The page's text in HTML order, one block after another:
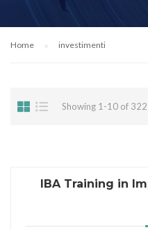
Home investimenti
Showing 1-10 of
IBA Training in